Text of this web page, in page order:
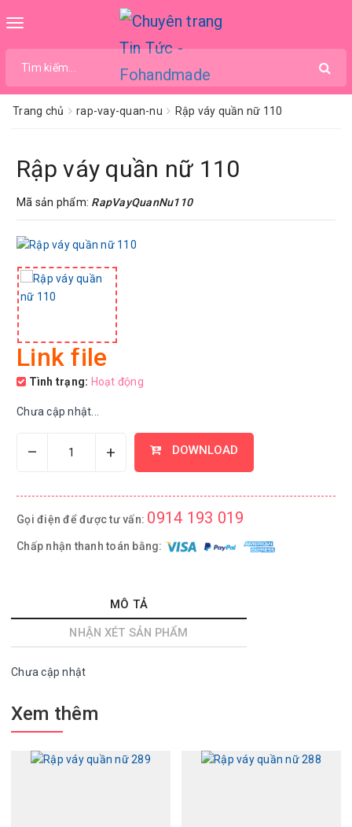
Toggle
Trang chủ rap-vay-quan-nu Rập váy quần nữ 110
Rập váy quần nữ 110
Mã sản phẩm: RapVayQuanNu110
Link file
Tình trạng: Hoạt động
Chưa cập nhật...
– + DOWNLOAD
Gọi điện để được tư vấn: 0914 193 019
Chấp nhận thanh toán bằng:
MÔ TẢ
NHẬN XÉT SẢN PHẨM
Chưa cập nhật
Xem thêm